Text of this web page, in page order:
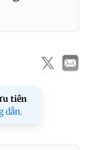
tiên
dẫn.